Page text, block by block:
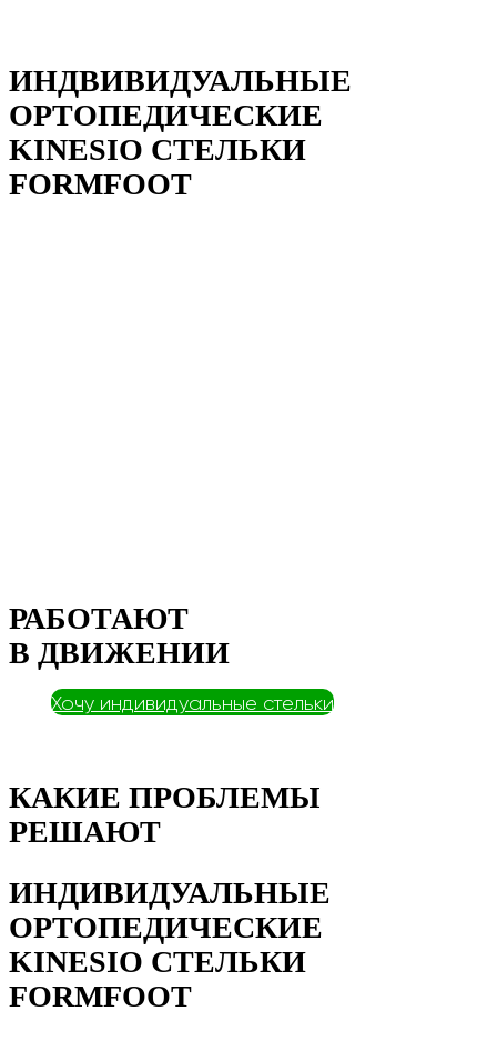
ИНДВИВИДУАЛЬНЫЕ
ОРТОПЕДИЧЕСКИЕ
KINESIO СТЕЛЬКИ
FORMFOOT
РАБОТАЮТ
В ДВИЖЕНИИ
Хочу индивидуальные стельки
КАКИЕ ПРОБЛЕМЫ
РЕШАЮТ
ИНДИВИДУАЛЬНЫЕ
ОРТОПЕДИЧЕСКИЕ
KINESIO СТЕЛЬКИ
FORMFOOT